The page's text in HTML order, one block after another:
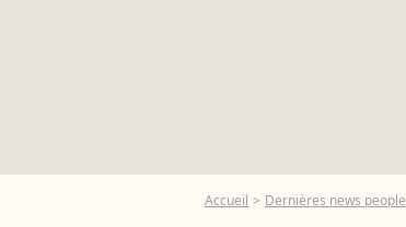
Accueil Dernières news people